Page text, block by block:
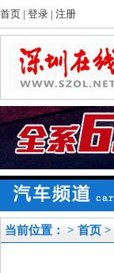
首页 | 登录 | 注册
当前位置： > 首页 >